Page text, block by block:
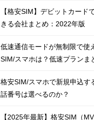
【格安SIM】デビットカード
きる会社まとめ：2022年版
低速通信モードが無制限で使
SIM/スマホは？低速プランま
格安SIM/スマホで新規申込す
話番号は選べるのか？
【2025年最新】格安SIM（